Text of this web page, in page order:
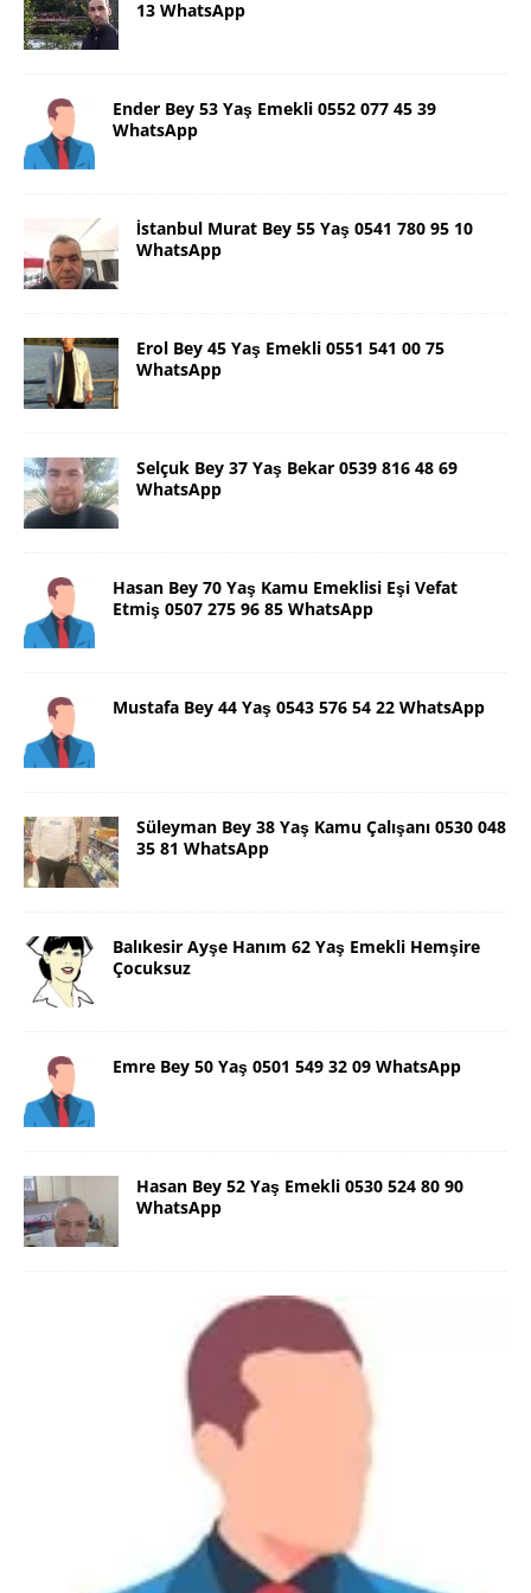
13 WhatsApp
Ender Bey 53 Yaş Emekli 0552 077 45 39
WhatsApp
İstanbul Murat Bey 55 Yaş 0541 780 95 10
WhatsApp
Erol Bey 45 Yaş Emekli 0551 541 00 75
WhatsApp
Selçuk Bey 37 Yaş Bekar 0539 816 48 69
WhatsApp
Hasan Bey 70 Yaş Kamu Emeklisi Eşi Vefat
Etmiş 0507 275 96 85 WhatsApp
Mustafa Bey 44 Yaş 0543 576 54 22 WhatsApp
Süleyman Bey 38 Yaş Kamu Çalışanı 0530 048
35 81 WhatsApp
Balıkesir Ayşe Hanım 62 Yaş Emekli Hemşire
Çocuksuz
Emre Bey 50 Yaş 0501 549 32 09 WhatsApp
Hasan Bey 52 Yaş Emekli 0530 524 80 90
WhatsApp
Danimarka Mustafa Bey 45 Yaş +45
42 48 17 28 WhatsApp
Lütfen Danimarka dışı aramasın. Selam ben
Danimarka’dan Mustafa 45 yaşında, 1.88 boyunda,
98 kiloda, Kumral, ayrılmış bir beyim. Alkol yok.
Sigara var. Maddi sıkıntım yok.